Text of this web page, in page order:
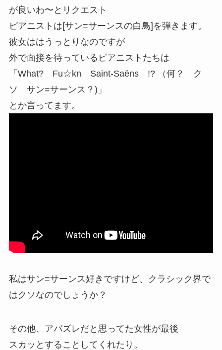
が良いわ〜とリクエスト
ピアニストは[サン=サーンスの白鳥]を弾きます。
彼女ははうっとりなのですが
外で面接を待っているピアニストたちは
「What? Fu☆kn Saint-Saëns !? （何？ ク
ソ サン=サーンス？)」
とか言ってます。
私はサン=サーンス好きですけど、クラシック界で
はクソなのでしょうか？
その他、アバズレだと思ってた女性が最後
スカッとすることしてくれたり。